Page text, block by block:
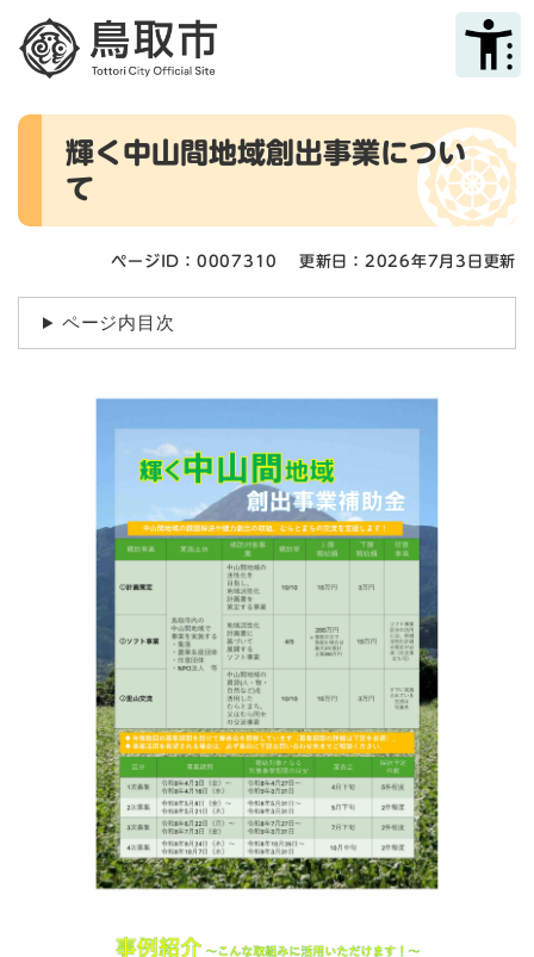
メニューを飛ばして本文へ
本
輝く中山間地域創出事業につい
て
ページID：0007310 更新日：2026年7月3日更新
ページ内目次